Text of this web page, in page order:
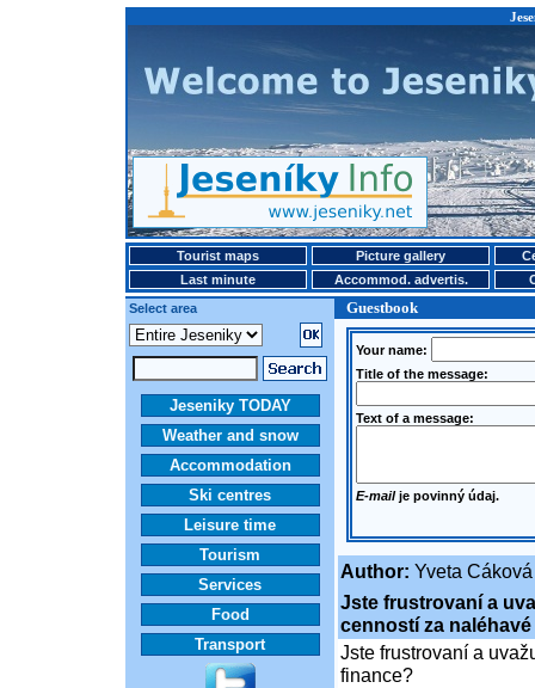
Tourist maps Picture gallery
Last minute
Accommod. advertis.
Select area
Guestbook
Jeseniky TODAY
Weather and snow
Accommodation
Ski centres
Leisure time
Tourism
Services
Food
Transport
Your name:
Title of the message:
Text of a message:
E-mailje povinný údaj.
Author: Yveta Cáková
Jste frustrovaní a
cenností za
Jste frustrovaní a
finance?